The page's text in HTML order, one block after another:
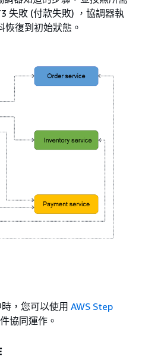
失敗 (付款失敗) ，協調器執
恢復到初始狀態。
，您可以使用 AWS Step
協同運作。